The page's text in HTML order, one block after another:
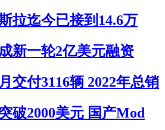
拉迄今已接到14.6万
新一轮2亿美元融资
交付3116辆 2022年总销
破2000美元 国产Mod